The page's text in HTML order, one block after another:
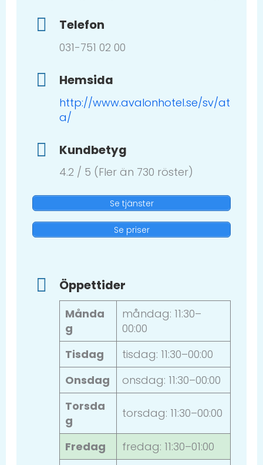
Telefon
031-751 02 00
Hemsida
http://www.avalonhotel.se/sv/at
a/
Kundbetyg
4.2 / 5 (Fler än 730 röster)
Se tjänster
Se priser
Öppettider
Månda
g
måndag: 11:30–
00:00
Tisdag
tisdag: 11:30–00:00
Onsdag
onsdag: 11:30–00:00
Torsda
g
torsdag: 11:30–00:00
Fredag fredag: 11:30–01:00